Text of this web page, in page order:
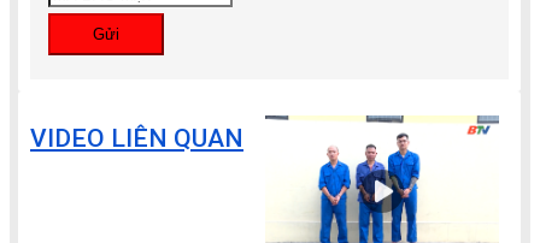
Gửi
VIDEO LIÊN QUAN